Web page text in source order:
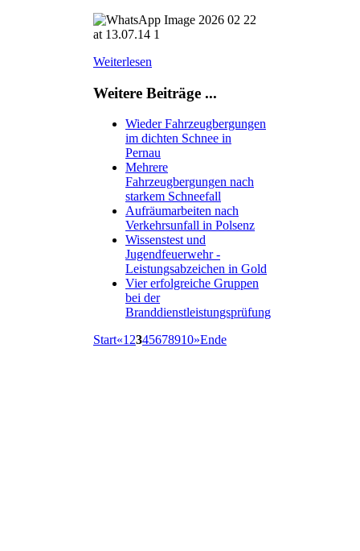
Weiterlesen
Weitere Beiträge ...
Wieder Fahrzeugbergungen
im dichten Schnee in
Pernau
Mehrere
Fahrzeugbergungen nach
starkem Schneefall
Aufräumarbeiten nach
Verkehrsunfall in Polsenz
Wissenstest und
Jugendfeuerwehr -
Leistungsabzeichen in Gold
Vier erfolgreiche Gruppen
bei der
Branddienstleistungsprüfung
Start«1 2345678910»Ende